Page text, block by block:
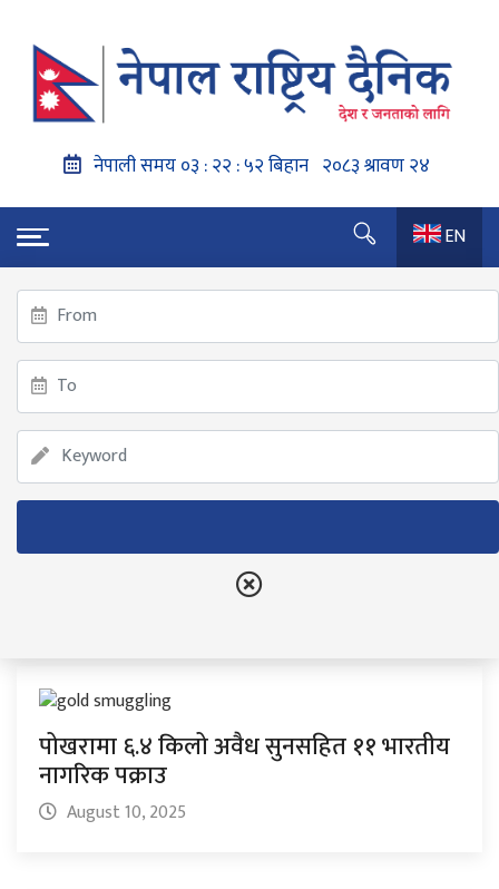
EN
गृहपृष्ठ
गण्डकी प्रदेश
१८५ दरबन्दी खारेज
पोखरामा ६.४ किलो अवैध सुनसहित ११ भारतीय
नागरिक पक्राउ
August 10, 2025